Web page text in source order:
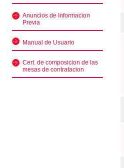
Anuncios de Informacion
Previa
Manual de Usuario
Cert. de composicion de las
mesas de contratacion